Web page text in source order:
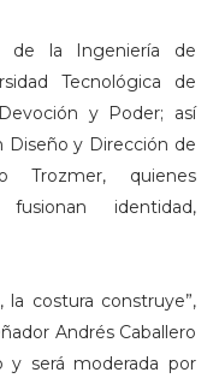
de la Ingeniería de
Tecnológica de
y Poder; así
Diseño y Dirección de
Trozmer, quienes
identidad,
la costura construye”,
Andrés Caballero
y será moderada por